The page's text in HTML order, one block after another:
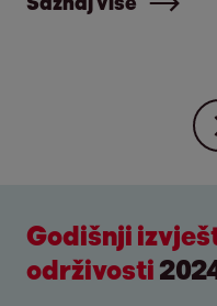
Godišnji
održivosti